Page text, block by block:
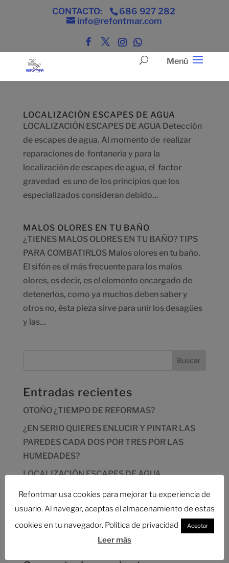
CONTACTO:
686 927 282
info@refontmar.com
LOCALIZACIÓN ESCAPES DE AGUA
LOCALIZACIÓN ESCAPES DE AGUA Detección
de escapes de agua. Al momento de realizar
reparaciones de fontanería y para la
localización de escapes de agua, el factor
gravedad es uno de los principios que los
especializados consideran debido...
MALOS OLORES EN TU BAÑO
¿TIENES MALOS OLORES EN TU BAÑO? TIPS
PARA COMBATIRLOS Malos olores en tu baño.
El sifón es el más frecuente para los malos
olores, es decir, es el elemento encargado de
detenerlos, como ya muchos deben saber y
otros no, ésta pieza sirve para unir los desagües
y las...
Entradas recientes
OTOÑO ¿TIEMPO DE REFORMAS?
¿EN SERIO QUIERES ENLUCIR Y PINTAR LAS
PAREDES CADA DOS POR TRES POR LAS
HUMEDADES?
LOCALIZACIÓN ESCAPES DE AGUA
¿CUÁNTO CUESTA UNA REFORMAR
INTEGRAL?
AHORRAR EN LA REFORMA DE TU
VIVIENDA,DESCUBRE CÓMO
Refontmar usa cookies para mejorar tu experiencia de
usuario. Al navegar, aceptas el almacenamiento de estas
cookies en tu navegador. Politica de privacidad
Aceptar
Leer más